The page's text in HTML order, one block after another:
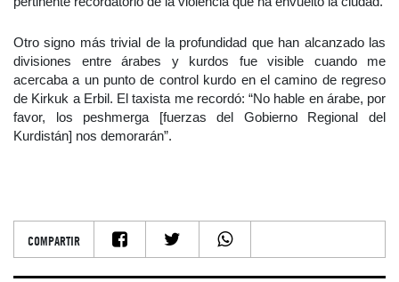
Otro signo más trivial de la profundidad que han alcanzado las
divisiones entre árabes y kurdos fue visible cuando me
acercaba a un punto de control kurdo en el camino de regreso
de Kirkuk a Erbil. El taxista me recordó: “No hable en árabe, por
favor, los peshmerga [fuerzas del Gobierno Regional del
Kurdistán] nos demorarán”.
COMPARTIR